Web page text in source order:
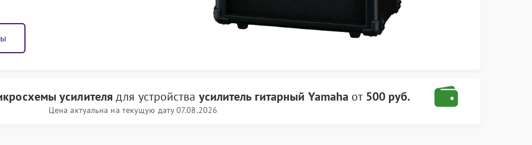
усилителя для устройства усилитель гитарный Yamaha от 500 руб.
Цена актуальна на текущую дату 07.08.2026